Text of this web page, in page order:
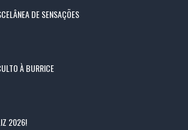
DE SENSAÇÕES
À BURRICE
2026!